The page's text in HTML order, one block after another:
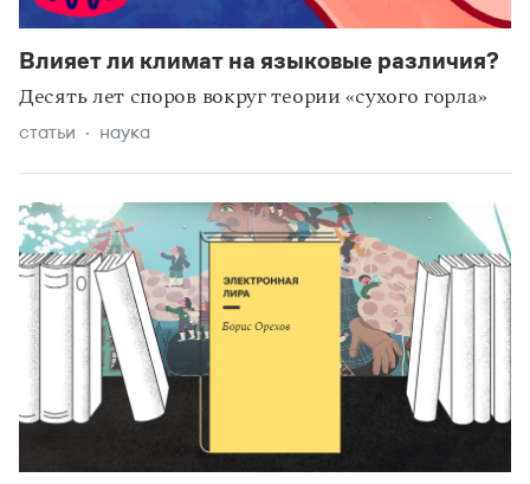
Влияет ли климат на языковые различия?
Десять лет споров вокруг теории «сухого горла»
статьи наука